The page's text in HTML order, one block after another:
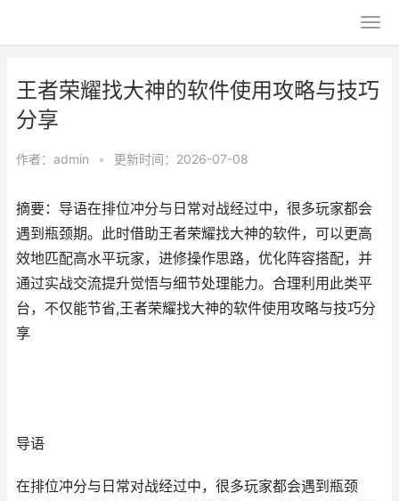
王者荣耀找大神的软件使用攻略与技巧
分享
作者： admin • 更新时间：2026-07-08
摘要：导语在排位冲分与日常对战经过中，很多玩家都会
遇到瓶颈期。此时借助王者荣耀找大神的软件，可以更高
效地匹配高水平玩家，进修操作思路，优化阵容搭配，并
通过实战交流提升觉悟与细节处理能力。合理利用此类平
台，不仅能节省,王者荣耀找大神的软件使用攻略与技巧分
享
导语
在排位冲分与日常对战经过中，很多玩家都会遇到瓶颈